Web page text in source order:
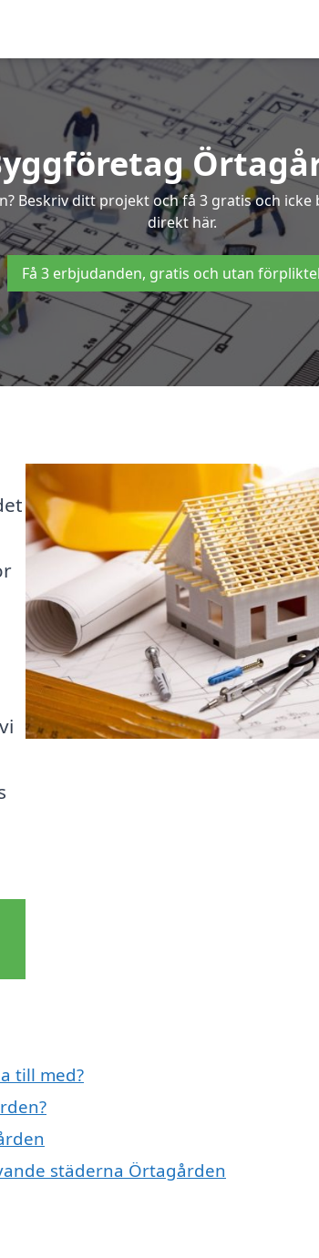
Beskriv ditt projekt och få 3 gratis och
direkt här.
Få 3 erbjudanden, gratis och utan
till med?
städerna Örtagården